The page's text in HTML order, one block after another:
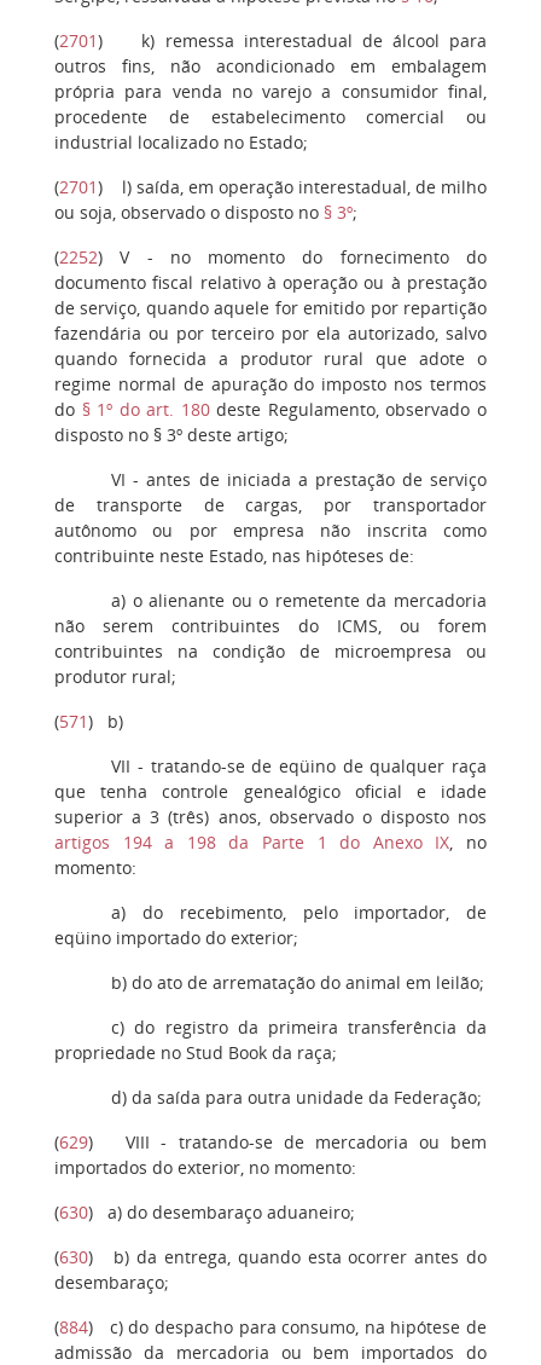
(2701) k) remessa interestadual de álcool para
outros fins, não acondicionado em embalagem
própria para venda no varejo a consumidor final,
procedente de estabelecimento comercial ou
industrial localizado no Estado;
(2701) l) saída, em operação interestadual, de milho
ou soja, observado o disposto no § 3º;
(2252)V- no momento do fornecimento do
documento fiscal relativo à operação ou à prestação
de serviço, quando aquele for emitido por repartição
fazendária ou por terceiro por ela autorizado, salvo
quando fornecida a produtor rural que adote o
regime normal de apuração do imposto nos termos
do § 1º do art. 180deste Regulamento, observado o
disposto no § 3º deste artigo;
VI - antes de iniciada a prestação de serviço
de transporte de cargas, por transportador
autônomo ou por empresa não inscrita como
contribuinte neste Estado, nas hipóteses de:
a) o alienante ou o remetente da mercadoria
não serem contribuintes do ICMS, ou forem
contribuintes na condição de microempresa ou
produtor rural;
(571) b)
VII - tratando-se de eqüino de qualquer raça
que tenha controle genealógico oficial e idade
superior a 3 (três) anos, observado o disposto nos
artigos 194 a 198 da Parte 1 do Anexo IX, no
momento:
a)do recebimento, pelo importador, de
eqüino importado do exterior;
b) do ato de arrematação do animal em leilão;
c) do registro da primeira transferência da
propriedade no Stud Book da raça;
d) da saída para outra unidade da Federação;
(629)VIII - tratando-se de mercadoria ou bem
importados do exterior, no momento:
(630) a) do desembaraço aduaneiro;
(630) b) da entrega, quando esta ocorrer antes do
desembaraço;
(884) c) do despacho para consumo, na hipótese de
admissão da mercadoria ou bem importados do